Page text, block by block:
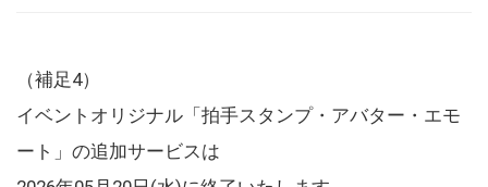
（補足4）
イベントオリジナル「拍手スタンプ・アバター・エモ
ート」の追加サービスは